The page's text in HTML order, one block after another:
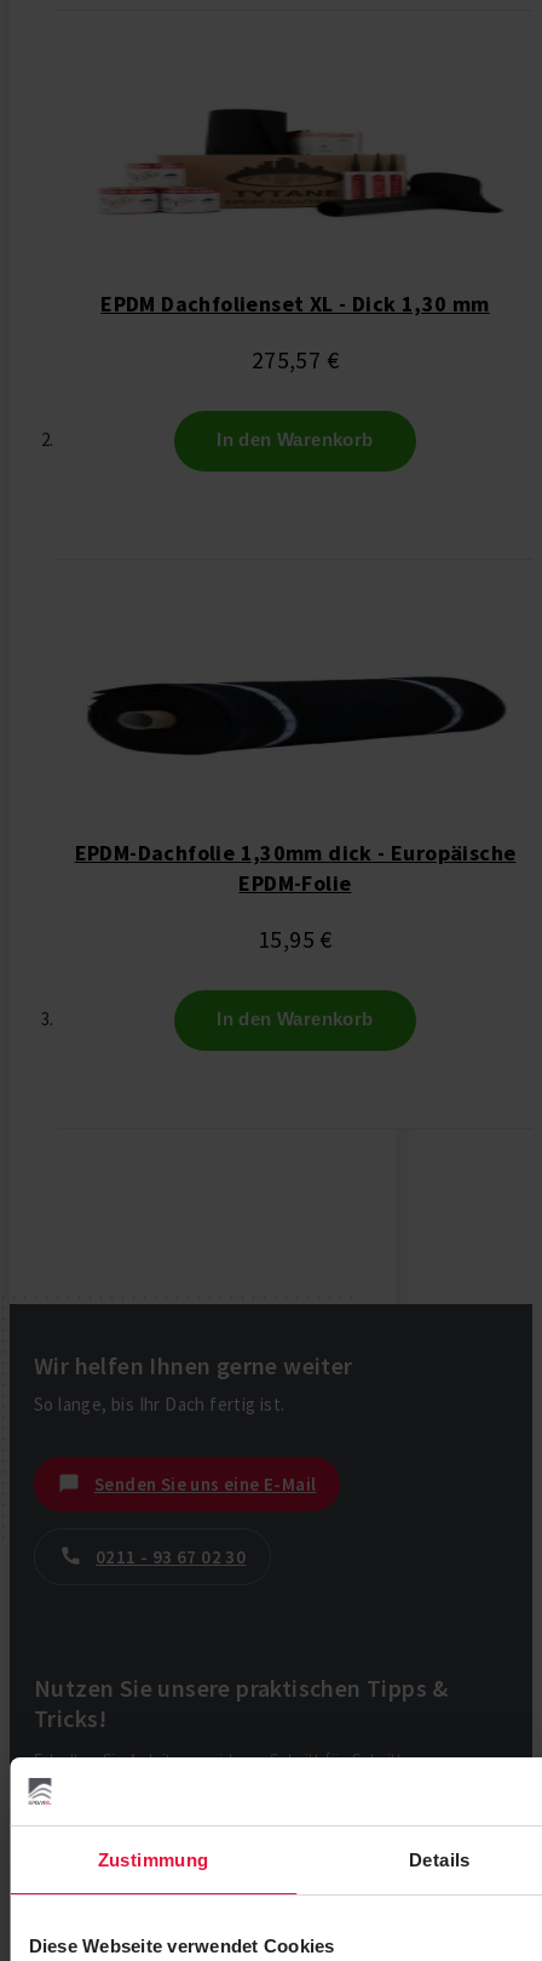
Zustimmung Details
Diese Webseite verwendet Cookies
EPDM Dachfolienset XL - Dick 1,30 mm
275,57 €
In den Warenkorb
EPDM-Dachfolie 1,30mm dick - Europäische
EPDM-Folie
15,95 €
In den Warenkorb
Wir helfen Ihnen gerne weiter
So lange, bis Ihr Dach fertig ist.
Senden Sie uns eine E-Mail
0211 - 93 67 02 30
Nutzen Sie unsere praktischen Tipps &
Tricks!
Erhalten Sie Anleitungsvideos, Schritt-für-Schritt-
Anleitungen und viele andere nützliche Informationen
und Tipps zu EPDM.
Melden Sie sich für unseren Newsletter an: